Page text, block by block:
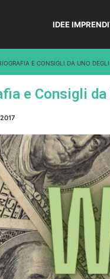
IDEE
E CONSIGLI DA UNO
e Consigli